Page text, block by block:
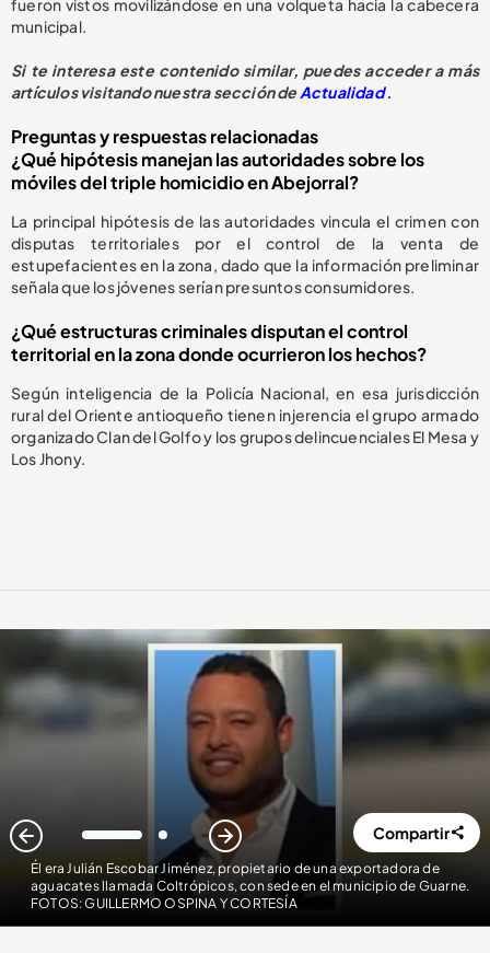
fueron vistos movilizándose en una volqueta hacia la cabecera
municipal.
Si te interesa este contenido similar, puedes acceder a más
artículos visitando nuestra sección deActualidad.
Preguntas y respuestas relacionadas
¿Qué hipótesis manejan las autoridades sobre los
móviles del triple homicidio en Abejorral?
La principal hipótesis de las autoridades vincula el crimen con
disputas territoriales por el control de la venta de
estupefacientes en la zona, dado que la información preliminar
señala que los jóvenes serían presuntos consumidores.
¿Qué estructuras criminales disputan el control
territorial en la zona donde ocurrieron los hechos?
Según inteligencia de la Policía Nacional, en esa jurisdicción
rural del Oriente antioqueño tienen injerencia el grupo armado
organizado Clan del Golfo y los grupos delincuenciales El Mesa y
Los Jhony.
Él era Julián Escobar Jiménez, propietario de una exportadora de
aguacates llamada Coltrópicos, con sede en el municipio de Guarne.
FOTOS: GUILLERMO OSPINA Y CORTESÍA
1 2 Compartir